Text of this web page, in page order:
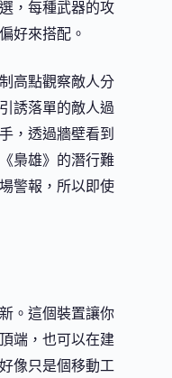
，每種武器的攻
好來搭配。
高點觀察敵人分
誘落單的敵人過
，透過牆壁看到
梟雄》的潛行難
警報，所以即使
。這個裝置讓你
端，也可以在建
像只是個移動工